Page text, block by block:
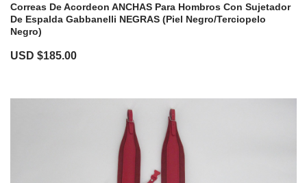
Correas De Acordeon ANCHAS Para Hombros Con Sujetador
De Espalda Gabbanelli NEGRAS (Piel Negro/Terciopelo
Negro)
USD $185.00